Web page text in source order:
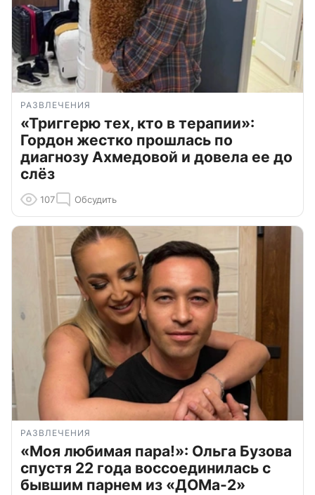
РАЗВЛЕЧЕНИЯ
«Триггерю тех, кто в терапии»:
Гордон жестко прошлась по
диагнозу Ахмедовой и довела ее до
слёз
107 Обсудить
РАЗВЛЕЧЕНИЯ
«Моя любимая пара!»: Ольга Бузова
спустя 22 года воссоединилась с
бывшим парнем из «ДОМа-2»